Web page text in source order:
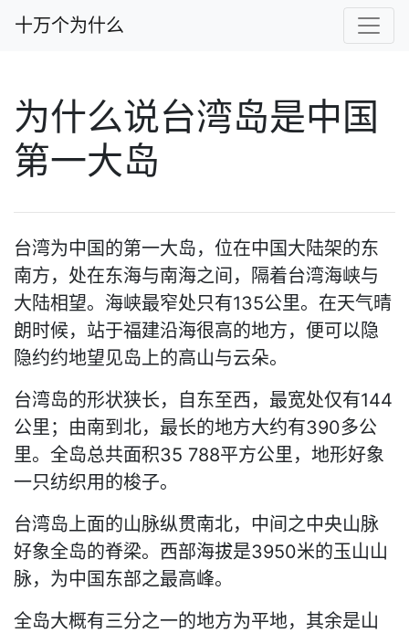
十万个为什么
为什么说台湾岛是中国
第一大岛
台湾为中国的第一大岛，位在中国大陆架的东
南方，处在东海与南海之间，隔着台湾海峡与
大陆相望。海峡最窄处只有135公里。在天气晴
朗时候，站于福建沿海很高的地方，便可以隐
隐约约地望见岛上的高山与云朵。
台湾岛的形状狭长，自东至西，最宽处仅有144
公里；由南到北，最长的地方大约有390多公
里。全岛总共面积35 788平方公里，地形好象
一只纺织用的梭子。
台湾岛上面的山脉纵贯南北，中间之中央山脉
好象全岛的脊梁。西部海拔是3950米的玉山山
脉，为中国东部之最高峰。
全岛大概有三分之一的地方为平地，其余是山